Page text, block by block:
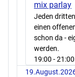
mix parlay
Jeden
einen
schon da -
werden.
19:00 - 21:00